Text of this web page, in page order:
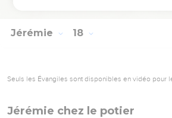
Jérémie 18
Seuls les Évangiles sont disponibles en vidéo pour
Jérémie chez le potier